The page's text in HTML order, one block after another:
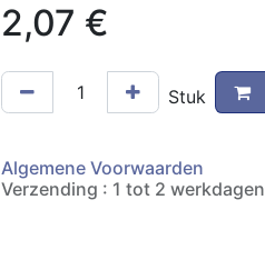
2,07 €
Stuk
Algemene Voorwaarden
Verzending : 1 tot 2 werkdagen